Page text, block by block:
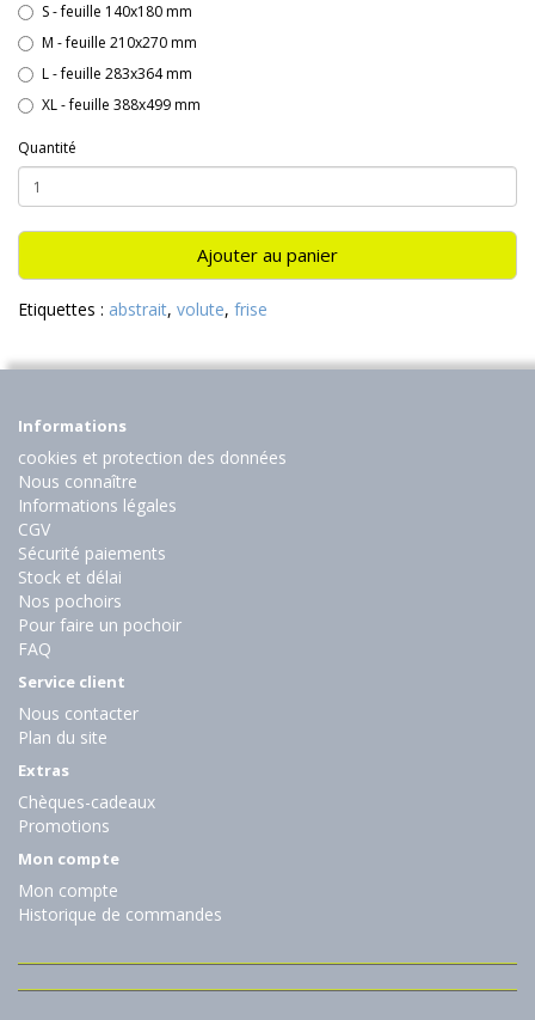
S - feuille 140x180 mm
M - feuille 210x270 mm
L - feuille 283x364 mm
XL - feuille 388x499 mm
Quantité
Ajouter au panier
Etiquettes : abstrait, volute, frise
Informations
cookies et protection des données
Nous connaître
Informations légales
CGV
Sécurité paiements
Stock et délai
Nos pochoirs
Pour faire un pochoir
FAQ
Service client
Nous contacter
Plan du site
Extras
Chèques-cadeaux
Promotions
Mon compte
Mon compte
Historique de commandes